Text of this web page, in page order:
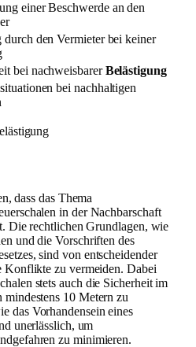
einer Beschwerde an den
durch den Vermieter bei keiner
bei nachweisbarerBelästigung
bei nachhaltigen
dass das Thema
in der Nachbarschaft
Die rechtlichen Grundlagen, wie
und die Vorschriften des
sind von entscheidender
Konflikte zu vermeiden. Dabei
stets auch die Sicherheit im
10 Metern zu
das Vorhandensein eines
unerlässlich, um
zu minimieren.